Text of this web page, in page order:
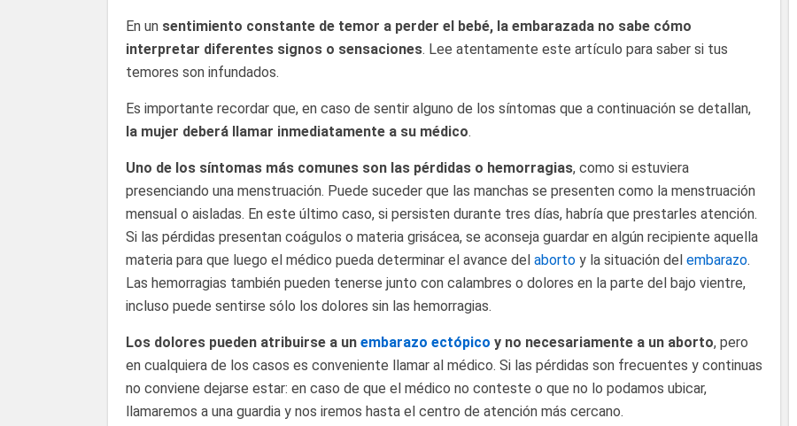
En un sentimiento constante de temor a perder el bebé, la embarazada no sabe cómo
interpretar diferentes signos o sensaciones. Lee atentamente este artículo para saber si tus
temores son infundados.
Es importante recordar que, en caso de sentir alguno de los síntomas que a continuación se detallan,
la mujer deberá llamar inmediatamente a su médico.
Uno de los síntomas más comunes son las pérdidas o hemorragias, como si estuviera
presenciando una menstruación. Puede suceder que las manchas se presenten como la menstruación
mensual o aisladas. En este último caso, si persisten durante tres días, habría que prestarles atención.
Si las pérdidas presentan coágulos o materia grisácea, se aconseja guardar en algún recipiente aquella
materia para que luego el médico pueda determinar el avance del aborto y la situación del embarazo.
Las hemorragias también pueden tenerse junto con calambres o dolores en la parte del bajo vientre,
incluso puede sentirse sólo los dolores sin las hemorragias.
Los dolores pueden atribuirse a un embarazo ectópico y no necesariamente a un aborto, pero
en cualquiera de los casos es conveniente llamar al médico. Si las pérdidas son frecuentes y continuas
no conviene dejarse estar: en caso de que el médico no conteste o que no lo podamos ubicar,
llamaremos a una guardia y nos iremos hasta el centro de atención más cercano.